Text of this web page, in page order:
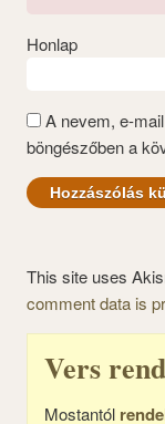
Honlap
A nevem, e-
böngészőben a
This site uses
comment data is
Vers
Mostantól